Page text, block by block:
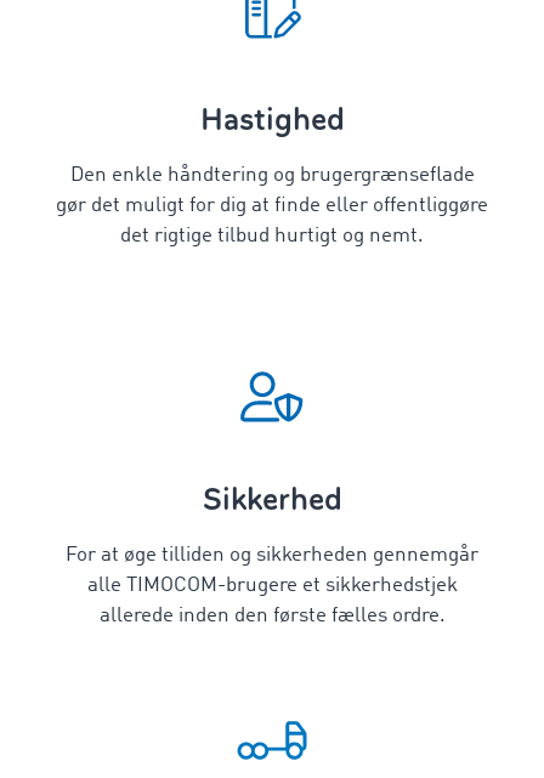
Hastighed
Den enkle håndtering og brugergrænseflade
gør det muligt for dig at finde eller offentliggøre
det rigtige tilbud hurtigt og nemt.
Sikkerhed
For at øge tilliden og sikkerheden gennemgår
alle TIMOCOM-brugere et sikkerhedstjek
allerede inden den første fælles ordre.